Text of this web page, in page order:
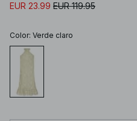
EUR 23.99 EUR 119.95
Color: Verde claro